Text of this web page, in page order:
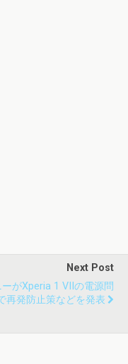
Next Post
ーがXperia 1 VIIの電源問
再発防止策などを発表